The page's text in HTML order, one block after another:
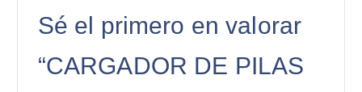
Sé el primero en valorar
“CARGADOR DE PILAS